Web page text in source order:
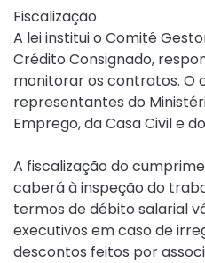
Fiscalização
A lei institui o Comitê
Crédito Consignado,
monitorar os contratos. O
representantes do
Emprego, da Casa Civil e
A fiscalização do
caberá à inspeção do
termos de débito salarial
executivos em caso de
descontos feitos por